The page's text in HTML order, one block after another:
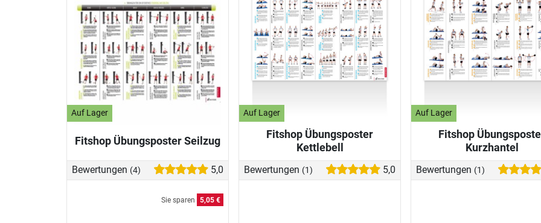
Auf Lager
Fitshop Übungsposter Seilzug
Bewertungen (4) 5,0
Sie sparen 5,05 €
Auf Lager
Fitshop Übungsposter
Kettlebell
Bewertungen (1) 5,0
Auf Lager
Fitshop
Kurzhantel
Bewertungen (1)